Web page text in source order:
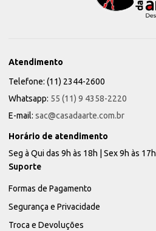
Atendimento
Telefone: (11) 2344-2600
Whatsapp: 55 (11) 9 4358-2220
E-mail: sac@casadaarte.com.br
Horário de atendimento
Seg à Qui das 9h às 18h | Sex 9h às 17h
Suporte
Formas de Pagamento
Segurança e Privacidade
Troca e Devoluções